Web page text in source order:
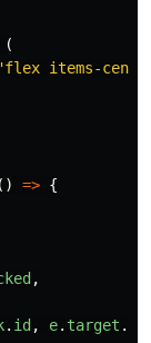
(
items-
() => {
,
. id , e. target .